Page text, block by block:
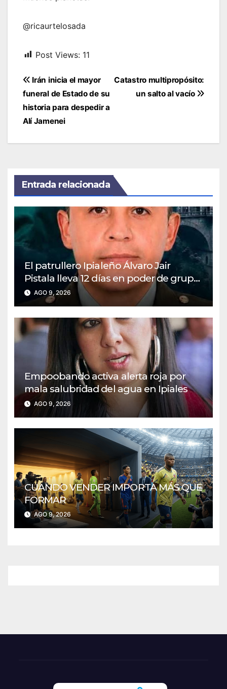
@ricaurtelosada
Post Views: 11
Navegación
de
entradas
Catastro multipropósito:
un salto al vacío
Irán inicia el mayor
funeral de Estado de su
historia para despedir a
Alí Jamenei
Entrada relacionada
El patrullero Ipialeño Álvaro Jair
Pistala lleva 12 días en poder de grupo
ilegal
AGO 9, 2026
Empoobando activa alerta roja por
mala salubridad del agua en Ipiales
AGO 9, 2026
CUANDO VENDER IMPORTA MÁS QUE
FORMAR
AGO 9, 2026